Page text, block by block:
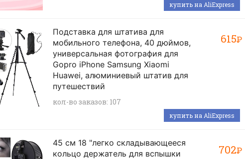
купить на AliExpress
Подставка для штатива для
мобильного телефона, 40 дюймов,
универсальная фотография для
Gopro iPhone Samsung Xiaomi
Huawei, алюминиевый штатив для
путешествий
кол-во заказов: 107
615Р
купить на AliExpress
45 см 18 "легко складывающееся
кольцо держатель для вспышки
702Р